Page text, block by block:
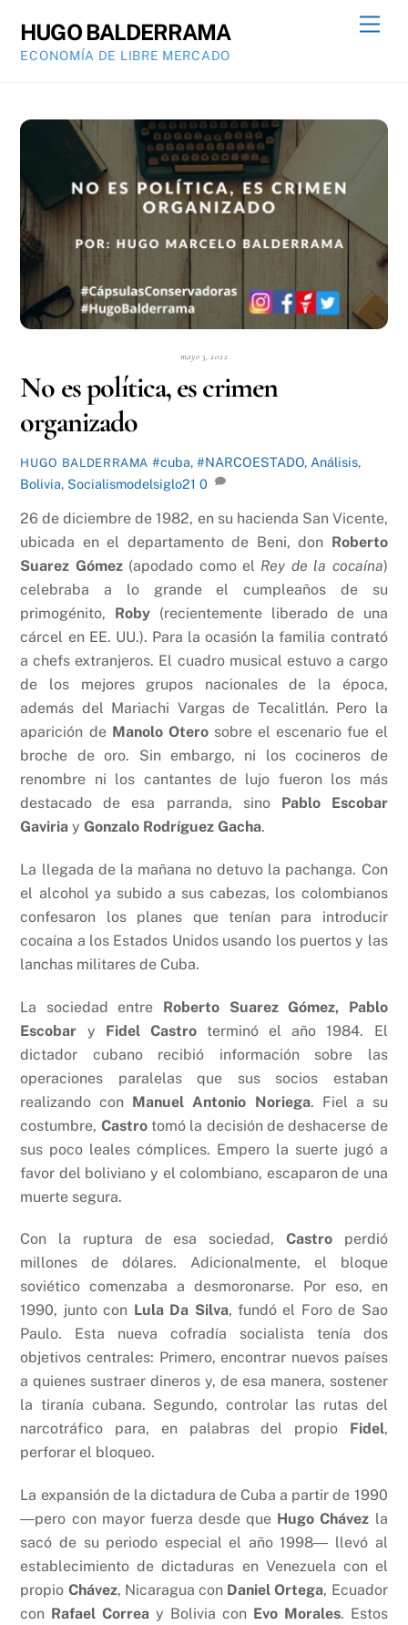
content
HUGO BALDERRAMA
ECONOMÍA DE LIBRE MERCADO
mayo 3, 2022
No es política, es crimen
organizado
HUGO BALDERRAMA #cuba,#NARCOESTADO, Análisis,
Bolivia, Socialismodelsiglo21 0
26 de diciembre de 1982, en su hacienda San Vicente,
ubicada en el departamento de Beni, don Roberto
Suarez Gómez(apodado como el Rey de la cocaína)
celebraba a lo grande el cumpleaños de su
primogénito, Roby (recientemente liberado de una
cárcel en EE. UU.). Para la ocasión la familia contrató
a chefs extranjeros. El cuadro musical estuvo a cargo
de los mejores grupos nacionales de la época,
además del Mariachi Vargas de Tecalitlán. Pero la
aparición de Manolo Oterosobre el escenario fue el
broche de oro. Sin embargo, ni los cocineros de
renombre ni los cantantes de lujo fueron los más
destacado de esa parranda, sino Pablo Escobar
Gaviria yGonzalo Rodríguez Gacha.
La llegada de la mañana no detuvo la pachanga. Con
el alcohol ya subido a sus cabezas, los colombianos
confesaron los planes que tenían para introducir
cocaína a los Estados Unidos usando los puertos y las
lanchas militares de Cuba.
La sociedad entre Roberto
Suarez Gómez, Pablo
Escobar y Fidel Castroterminó el año 1984. El
dictador cubano recibió información sobre las
operaciones paralelas que sus socios estaban
realizando con Manuel Antonio Noriega. Fiel a su
costumbre, Castrotomó la decisión de deshacerse de
sus poco leales cómplices. Empero la suerte jugó a
favor del boliviano y el colombiano, escaparon de una
muerte segura.
Con la ruptura de esa sociedad, Castroperdió
millones de dólares. Adicionalmente, el bloque
soviético comenzaba a desmoronarse. Por eso, en
1990, junto con Lula Da Silva, fundó el Foro de Sao
Paulo. Esta nueva cofradía socialista tenía dos
objetivos centrales: Primero, encontrar nuevos países
a quienes sustraer dineros y, de esa manera, sostener
la tiranía cubana. Segundo, controlar las rutas del
narcotráfico para, en palabras del propio Fidel,
perforar el bloqueo.
La expansión de la dictadura de Cuba a partir de 1990
―pero con mayor fuerza desde que Hugo Chávez la
sacó de su periodo especial el año 1998― llevó al
establecimiento de dictaduras en Venezuela con el
propio Chávez, Nicaragua con Daniel Ortega, Ecuador
con Rafael Correa y Bolivia con Evo Morales. Estos